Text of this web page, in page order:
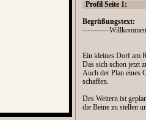
Profil Seite 1:
Begrüßungstext:
-----------
Ein kleines Dorf am
Das sich schon jetzt
Auch der Plan eines
schaffen.
Des Weitern ist
die Beine zu stellen